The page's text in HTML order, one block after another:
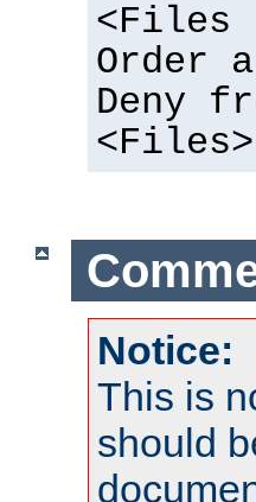
<Files
Order
Deny
<Files>
Notice:
This is
should